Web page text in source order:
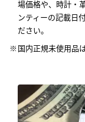
場価格や、時計・
ンティーの記載日
ださい。
国内正規未使用品